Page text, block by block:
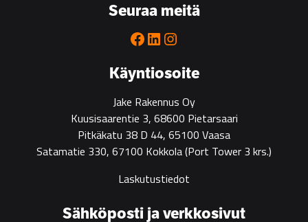
Käyntiosoite
Jake Rakennus Oy
Kuusisaarentie 3, 68600 Pietarsaari
Pitkäkatu 38 D 44, 65100 Vaasa
Satamatie 330, 67100 Kokkola(Port Tower 3 krs.)
Laskutustiedot
Seuraa meitä
Facebook
LinkedIn
Instagram
Sähköposti ja verkkosivut